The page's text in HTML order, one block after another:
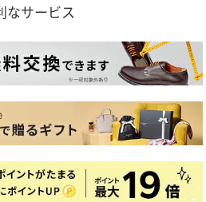
なサービス